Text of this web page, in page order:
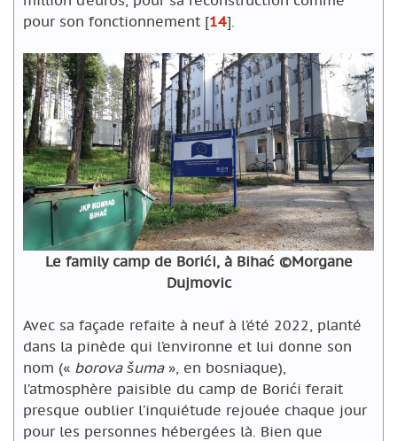
pour son fonctionnement[14]
Le family camp de Borići, à Bihać ©Morgane
Dujmovic
Avec sa façade refaite à neuf à l’été 2022, planté
dans la pinède qui l’environne et lui donne son
nom (« borova šuma», en bosniaque),
l’atmosphère paisible du camp de Borići ferait
presque oublier l’inquiétude rejouée chaque jour
pour les personnes hébergées là. Bien que